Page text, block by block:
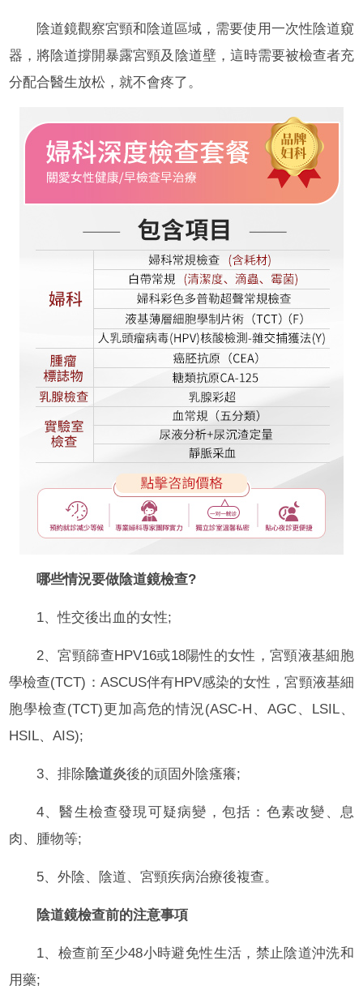
陰道鏡觀察宮頸和陰道區域，需要使用一次性陰道窺
器，將陰道撐開暴露宮頸及陰道壁，這時需要被檢查者充
分配合醫生放松，就不會疼了。
哪些情況要做陰道鏡檢查?
1、性交後出血的女性;
2、宮頸篩查HPV16或18陽性的女性，宮頸液基細胞
學檢查(TCT)：ASCUS伴有HPV感染的女性，宮頸液基細
胞學檢查(TCT)更加高危的情況(ASC-H、AGC、LSIL、
HSIL、AIS);
3、排除陰道炎後的頑固外陰瘙癢;
4、醫生檢查發現可疑病變，包括：色素改變、息
肉、腫物等;
5、外陰、陰道、宮頸疾病治療後複查。
陰道鏡檢查前的注意事項
1、檢查前至少48小時避免性生活，禁止陰道沖洗和
用藥;